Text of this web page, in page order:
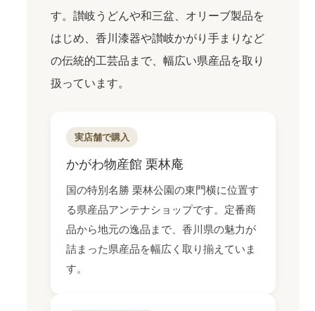
す。讃岐うどんや和三盆、オリーブ製品を
はじめ、香川漆器や讃岐かがり手まりなど
の伝統的工芸品まで、幅広い県産品を取り
扱っています。
実店舗で購入
かがわ物産館 栗林庵
国の特別名勝 栗林公園の東門横に位置す
る県産品アンテナショップです。定番商
品から地元の逸品まで、香川県の魅力が
詰まった県産品を幅広く取り揃えていま
す。